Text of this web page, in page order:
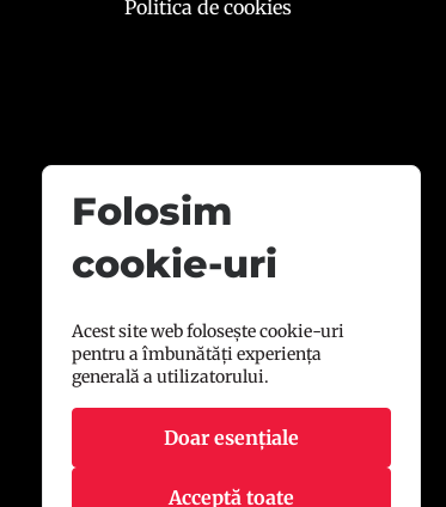
Politica de cookies
Folosim
cookie-uri
Acest site web folosește cookie-uri
pentru a îmbunătăți experiența
generală a utilizatorului.
Doar esențiale
Acceptă toate